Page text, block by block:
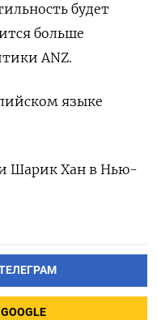
будет
больше
ANZ.
языке
Шарик Хан в Нью-